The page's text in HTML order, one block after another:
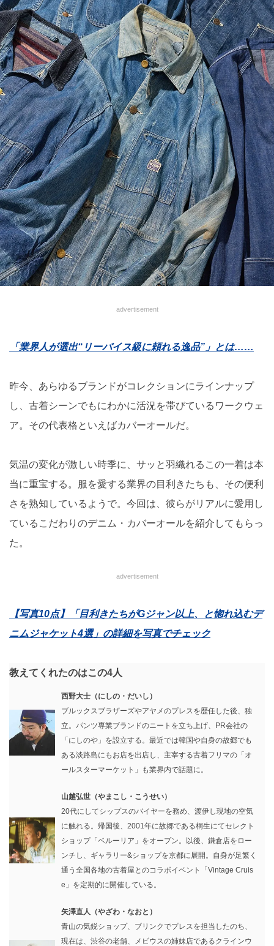
advertisement
「業界人が選出“リーバイス級に頼れる逸品”」とは……
昨今、あらゆるブランドがコレクションにラインナップ
し、古着シーンでもにわかに活況を帯びているワークウェ
ア。その代表格といえばカバーオールだ。
気温の変化が激しい時季に、サッと羽織れるこの一着は本
当に重宝する。服を愛する業界の目利きたちも、その便利
さを熟知しているようで。今回は、彼らがリアルに愛用し
ているこだわりのデニム・カバーオールを紹介してもらっ
た。
advertisement
【写真10点】「目利きたちがGジャン以上、と惚れ込むデ
ニムジャケット4選」の詳細を写真でチェック
教えてくれたのはこの4人
西野大士（にしの・だいし）
ブルックスブラザーズやアヤメのプレスを歴任した後、独
立。パンツ専業ブランドのニートを立ち上げ、PR会社の
「にしのや」を設立する。最近では韓国や自身の故郷でも
ある淡路島にもお店を出店し、主宰する古着フリマの「オ
ールスターマーケット」も業界内で話題に。
山越弘世（やまこし・こうせい）
20代にしてシップスのバイヤーを務め、渡伊し現地の空気
に触れる。帰国後、2001年に故郷である桐生にてセレクト
ショップ「ベルーリア」をオープン。以後、鎌倉店をロー
ンチし、ギャラリー&ショップを京都に展開。自身が足繁く
通う全国各地の古着屋とのコラボイベント「Vintage Cruis
e」を定期的に開催している。
矢澤直人（やざわ・なおと）
青山の気鋭ショップ、ブリンクでプレスを担当したのち、
現在は、渋谷の老舗、メビウスの姉妹店であるクラインウ